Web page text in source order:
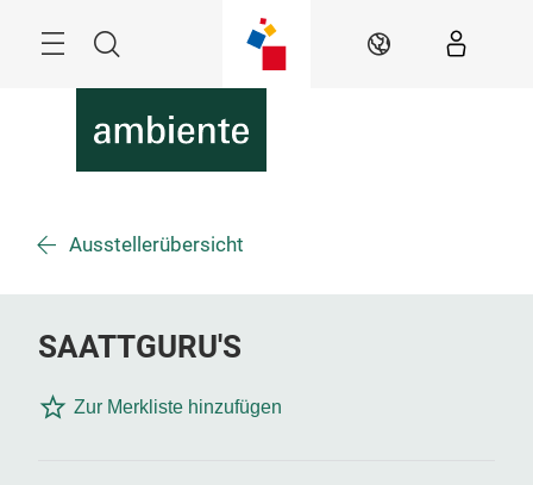
Suche DE
Ausstellerübersicht
SAATTGURU'S
Zur Merkliste hinzufügen